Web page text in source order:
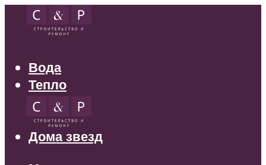
Вода
Тепло
Электрика
Свет
Дома звезд